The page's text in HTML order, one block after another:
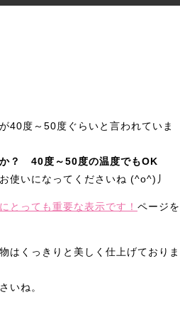
40度～50度ぐらいと言われていま
？
40度～50度の温度でもOK
使いになってくださいね (^o^)丿
とっても重要な表示です！ ページを
はくっきりと美しく仕上げておりま
いね。